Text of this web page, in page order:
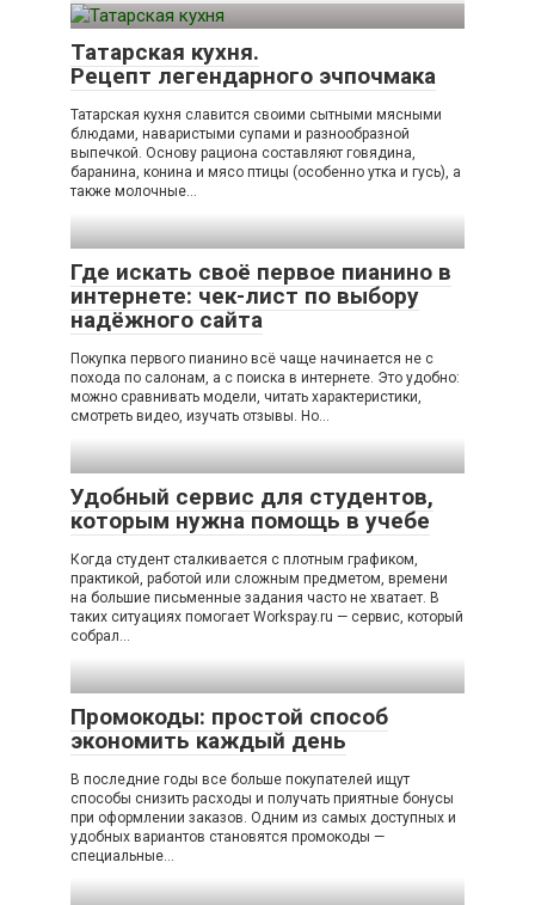
Татарская кухня.
Рецепт легендарного эчпочмака
Татарская кухня славится своими сытными мясными
блюдами, наваристыми супами и разнообразной
выпечкой. Основу рациона составляют говядина,
баранина, конина и мясо птицы (особенно утка и гусь), а
также молочные…
Где искать своё первое пианино в
интернете: чек-лист по выбору
надёжного сайта
Покупка первого пианино всё чаще начинается не с
похода по салонам, а с поиска в интернете. Это удобно:
можно сравнивать модели, читать характеристики,
смотреть видео, изучать отзывы. Но…
Удобный сервис для студентов,
которым нужна помощь в учебе
Когда студент сталкивается с плотным графиком,
практикой, работой или сложным предметом, времени
на большие письменные задания часто не хватает. В
таких ситуациях помогает Workspay.ru — сервис, который
собрал…
Промокоды: простой способ
экономить каждый день
В последние годы все больше покупателей ищут
способы снизить расходы и получать приятные бонусы
при оформлении заказов. Одним из самых доступных и
удобных вариантов становятся промокоды —
специальные…